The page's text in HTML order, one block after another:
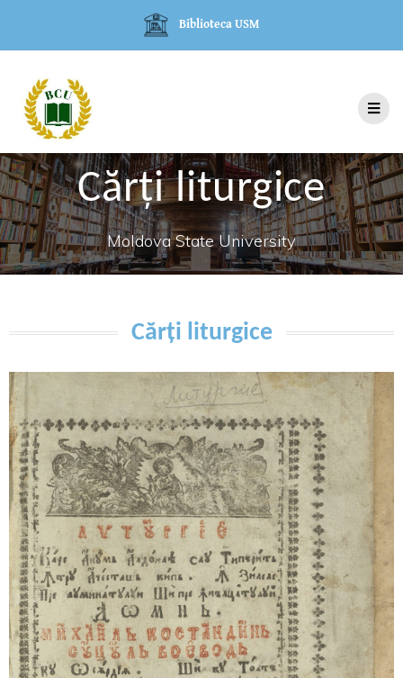
Biblioteca USM
Cărți liturgice
Moldova State University
Cărți liturgice